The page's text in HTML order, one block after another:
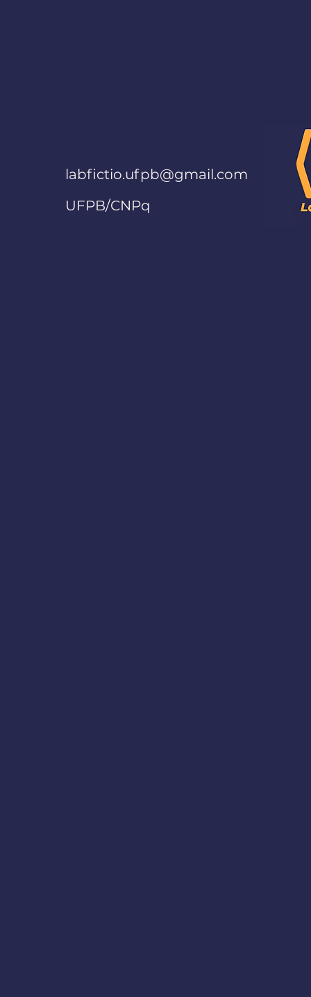
labfictio.ufpb@gmail.com
UFPB/CNPq